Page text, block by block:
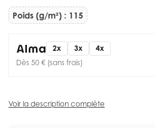
Poids (g/m²) : 115
2x 3x
4x
Dès 50 € (sans frais)
Voir la description complète